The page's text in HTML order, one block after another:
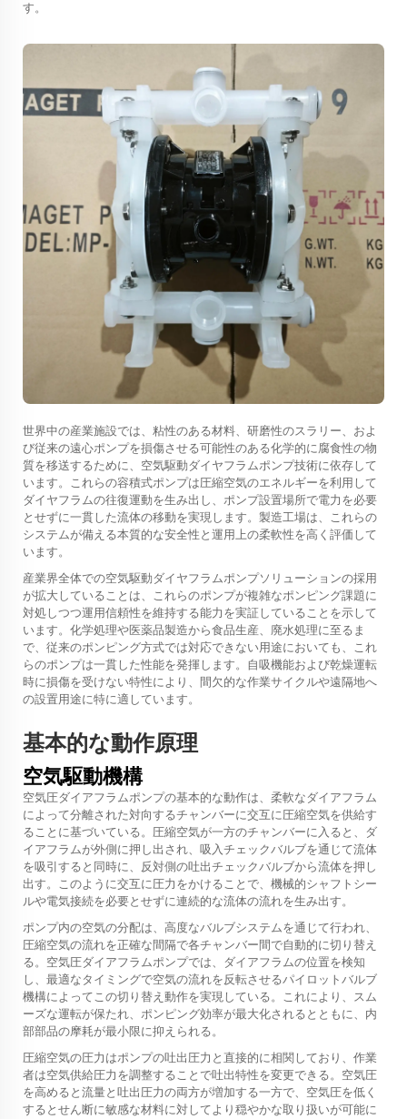
す。
世界中の産業施設では、粘性のある材料、研磨性のスラリー、およ
び従来の遠心ポンプを損傷させる可能性のある化学的に腐食性の物
質を移送するために、空気駆動ダイヤフラムポンプ技術に依存して
います。これらの容積式ポンプは圧縮空気のエネルギーを利用して
ダイヤフラムの往復運動を生み出し、ポンプ設置場所で電力を必要
とせずに一貫した流体の移動を実現します。製造工場は、これらの
システムが備える本質的な安全性と運用上の柔軟性を高く評価して
います。
産業界全体での空気駆動ダイヤフラムポンプソリューションの採用
が拡大していることは、これらのポンプが複雑なポンピング課題に
対処しつつ運用信頼性を維持する能力を実証していることを示して
います。化学処理や医薬品製造から食品生産、廃水処理に至るま
で、従来のポンピング方式では対応できない用途においても、これ
らのポンプは一貫した性能を発揮します。自吸機能および乾燥運転
時に損傷を受けない特性により、間欠的な作業サイクルや遠隔地へ
の設置用途に特に適しています。
基本的な動作原理
空気駆動機構
空気圧ダイアフラムポンプの基本的な動作は、柔軟なダイアフラム
によって分離された対向するチャンバーに交互に圧縮空気を供給す
ることに基づいている。圧縮空気が一方のチャンバーに入ると、ダ
イアフラムが外側に押し出され、吸入チェックバルブを通じて流体
を吸引すると同時に、反対側の吐出チェックバルブから流体を押し
出す。このように交互に圧力をかけることで、機械的シャフトシー
ルや電気接続を必要とせずに連続的な流体の流れを生み出す。
ポンプ内の空気の分配は、高度なバルブシステムを通じて行われ、
圧縮空気の流れを正確な間隔で各チャンバー間で自動的に切り替え
る。空気圧ダイアフラムポンプでは、ダイアフラムの位置を検知
し、最適なタイミングで空気の流れを反転させるパイロットバルブ
機構によってこの切り替え動作を実現している。これにより、スム
ーズな運転が保たれ、ポンピング効率が最大化されるとともに、内
部部品の摩耗が最小限に抑えられる。
圧縮空気の圧力はポンプの吐出圧力と直接的に相関しており、作業
者は空気供給圧力を調整することで吐出特性を変更できる。空気圧
を高めると流量と吐出圧力の両方が増加する一方で、空気圧を低く
するとせん断に敏感な材料に対してより穏やかな取り扱いが可能に